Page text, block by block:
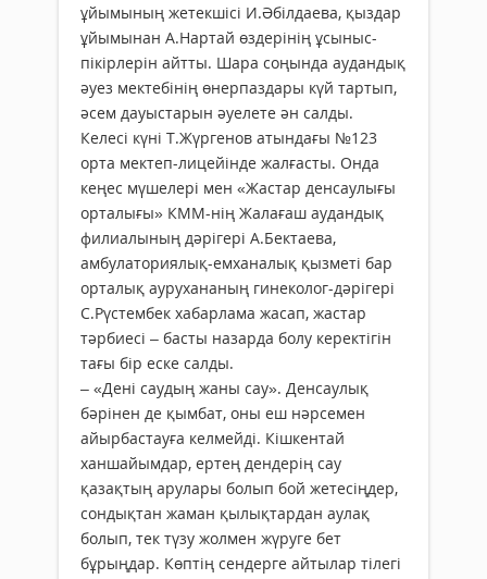
ұйымының жетекшісі И.Әбілдаева, қыздар
ұйымынан А.Нартай өздерінің ұсыныс-
пікірлерін айтты. Шара соңында аудандық
әуез мектебінің өнерпаздары күй тартып,
әсем дауыстарын әуелете ән салды.
Келесі күні Т.Жүргенов атындағы №123
орта мектеп-лицейінде жалғасты. Онда
кеңес мүшелері мен «Жастар денсаулығы
орталығы» КММ-нің Жалағаш аудандық
филиалының дәрігері А.Бектаева,
амбулаториялық-емханалық қызметі бар
орталық аурухананың гинеколог-дәрігері
С.Рүстембек хабарлама жасап, жастар
тәрбиесі – басты назарда болу керектігін
тағы бір еске салды.
– «Дені саудың жаны сау». Денсаулық
бәрінен де қымбат, оны еш нәрсемен
айырбастауға келмейді. Кішкентай
ханшайымдар, ертең дендерің сау
қазақтың арулары болып бой жетесіңдер,
сондықтан жаман қылықтардан аулақ
болып, тек түзу жолмен жүруге бет
бұрыңдар. Көптің сендерге айтылар тілегі